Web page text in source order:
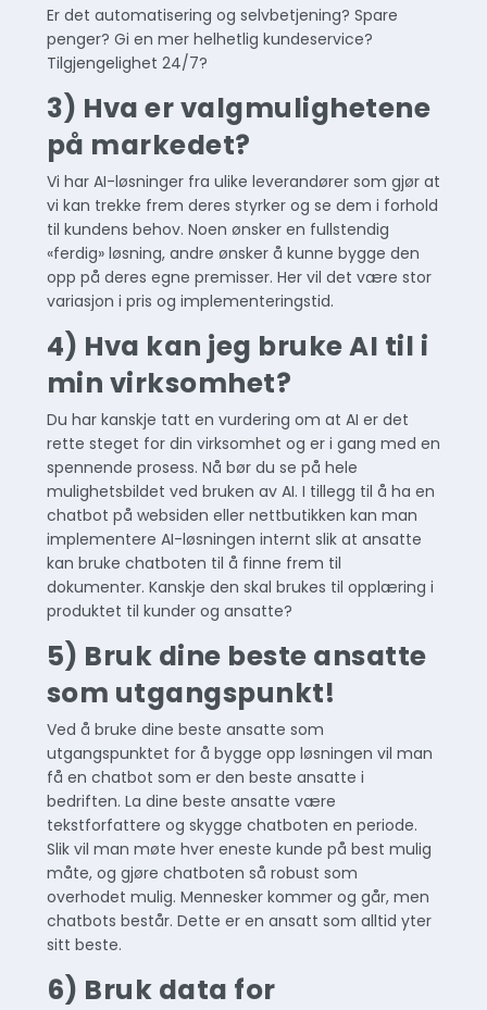
Er det automatisering og selvbetjening? Spare
penger? Gi en mer helhetlig kundeservice?
Tilgjengelighet 24/7?
3) Hva er valgmulighetene
på markedet?
Vi har AI-løsninger fra ulike leverandører som gjør at
vi kan trekke frem deres styrker og se dem i forhold
til kundens behov. Noen ønsker en fullstendig
«ferdig» løsning, andre ønsker å kunne bygge den
opp på deres egne premisser. Her vil det være stor
variasjon i pris og implementeringstid.
4) Hva kan jeg bruke AI til i
min virksomhet?
Du har kanskje tatt en vurdering om at AI er det
rette steget for din virksomhet og er i gang med en
spennende prosess. Nå bør du se på hele
mulighetsbildet ved bruken av AI. I tillegg til å ha en
chatbot på websiden eller nettbutikken kan man
implementere AI-løsningen internt slik at ansatte
kan bruke chatboten til å finne frem til
dokumenter. Kanskje den skal brukes til opplæring i
produktet til kunder og ansatte?
5) Bruk dine beste ansatte
som utgangspunkt!
Ved å bruke dine beste ansatte som
utgangspunktet for å bygge opp løsningen vil man
få en chatbot som er den beste ansatte i
bedriften. La dine beste ansatte være
tekstforfattere og skygge chatboten en periode.
Slik vil man møte hver eneste kunde på best mulig
måte, og gjøre chatboten så robust som
overhodet mulig. Mennesker kommer og går, men
chatbots består. Dette er en ansatt som alltid yter
sitt beste.
6) Bruk data for